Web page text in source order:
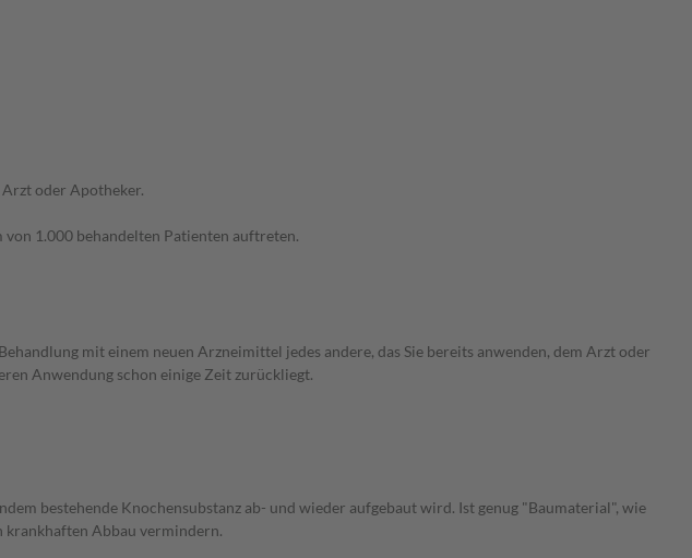
oder Apotheker.
1.000 behandelten Patienten auftreten.
mit einem neuen Arzneimittel jedes andere, das Sie bereits anwenden, dem Arzt oder
Anwendung schon einige Zeit zurückliegt.
bestehende Knochensubstanz ab- und wieder aufgebaut wird. Ist genug "Baumaterial", wie
krankhaften Abbau vermindern.